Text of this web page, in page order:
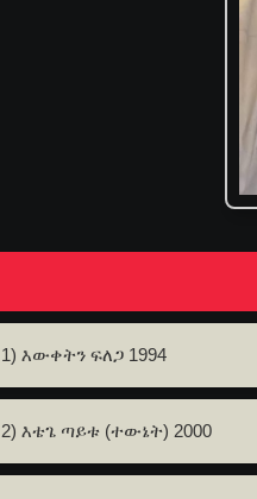
1) እውቀትን ፍለጋ 1994
2) እቴጌ ጣይቱ (ተውኔት) 2000